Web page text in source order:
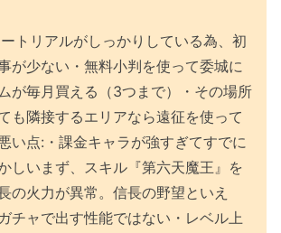
トリアルがしっかりしている為、初
が少ない・無料小判を使って委城に
が毎月買える（3つまで）・その場所
も隣接するエリアなら遠征を使って
い点:・課金キャラが強すぎてすでに
しいまず、スキル『第六天魔王』を
の火力が異常。信長の野望といえ
チャで出す性能ではない・レベル上